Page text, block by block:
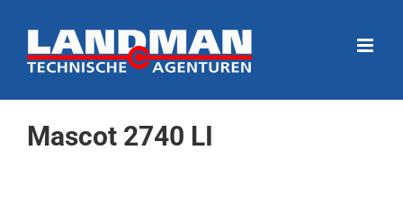
naar
inhoud
Mascot 2740 LI